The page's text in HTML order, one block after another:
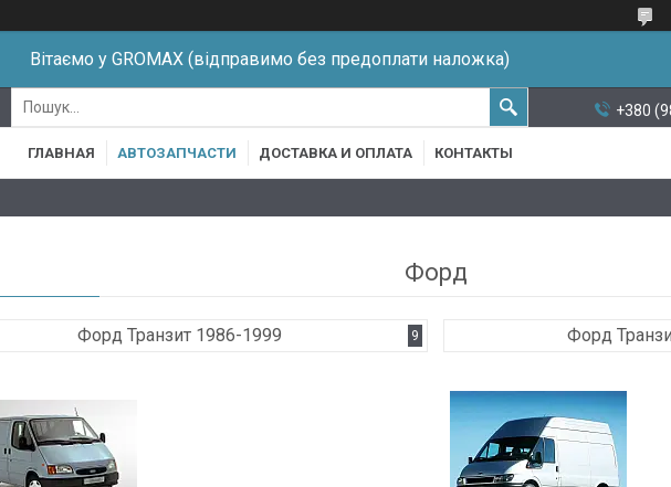
Вітаємо у GROMAX (відправимо без предоплати наложка)
+380
ГЛАВНАЯ АВТОЗАПЧАСТИ ДОСТАВКА И ОПЛАТА КОНТАКТЫ
Форд
Форд Транзит 1986-1999 9 Форд